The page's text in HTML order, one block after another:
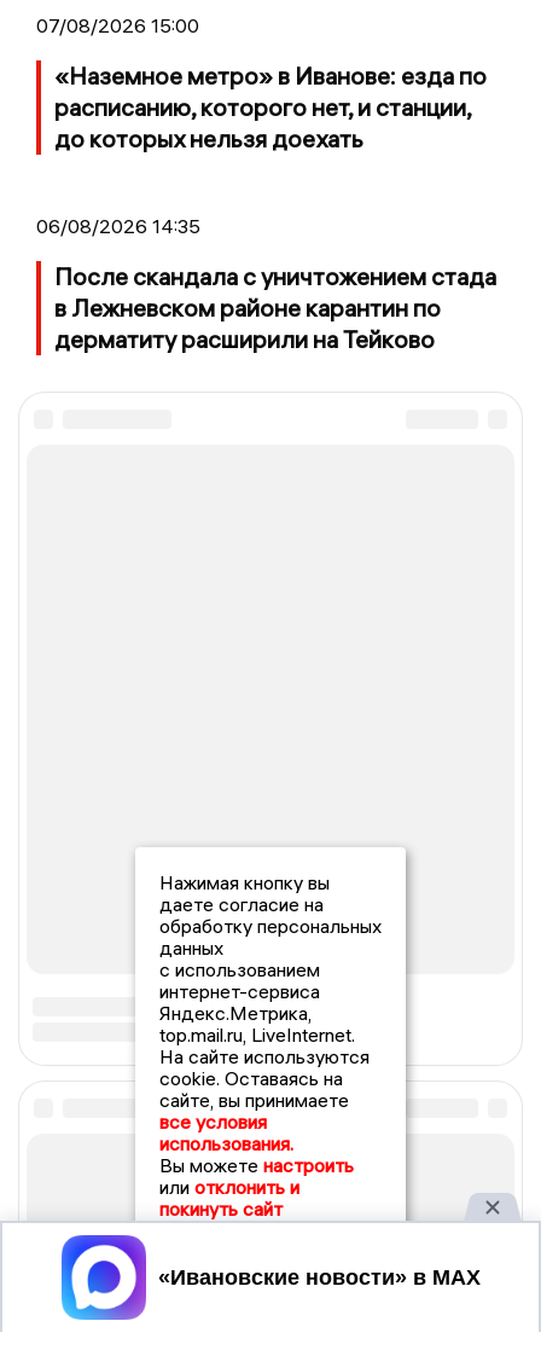
07/08/2026 15:00
«Наземное метро» в Иванове: езда по
расписанию, которого нет, и станции,
до которых нельзя доехать
06/08/2026 14:35
После скандала с уничтожением стада
в Лежневском районе карантин по
дерматиту расширили на Тейково
Нажимая кнопку вы
даете согласие на
обработку персональных
данных
с использованием
интернет-сервиса
Яндекс.Метрика,
top.mail.ru, LiveInternet.
На сайте используются
cookie. Оставаясь на
сайте, вы принимаете
все условия
использования.
Вы можете настроить
или отклонить и
покинуть сайт
Принять